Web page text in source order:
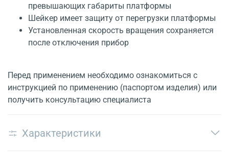
превышающих габариты платформы
Шейкер имеет защиту от перегрузки платформы
Установленная скорость вращения сохраняется
после отключения прибор
Перед применением необходимо ознакомиться с
инструкцией по применению (паспортом изделия) или
получить консультацию специалиста
Характеристики